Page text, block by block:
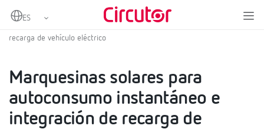
Home Energías renovables
Marquesinas solares
recarga de vehículo eléctrico
Marquesinas solares para
autoconsumo instantáneo e
integración de recarga de